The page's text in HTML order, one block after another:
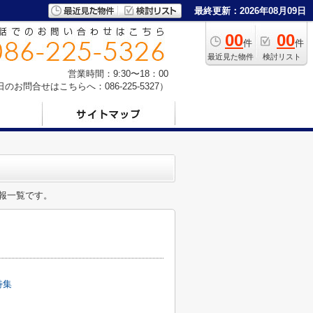
最終更新：2026年08月09日
00件
最近見た物件
00件
検討リスト
営業時間：9:30〜18：00
お問合せはこちらへ：086-225-5327）
覧です。
集